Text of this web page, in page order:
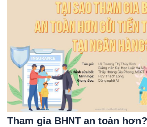
Tham gia BHNT an toàn hơn?